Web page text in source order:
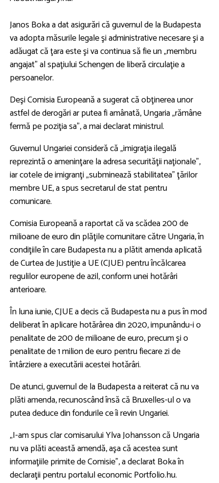
Janos Boka a dat asigurări că guvernul de la Budapesta
va adopta măsurile legale şi administrative necesare şi a
adăugat că ţara este şi va continua să fie un „membru
angajat” al spaţiului Schengen de liberă circulaţie a
persoanelor.
Deşi Comisia Europeană a sugerat că obţinerea unor
astfel de derogări ar putea fi amânată, Ungaria „rămâne
fermă pe poziţia sa”, a mai declarat ministrul.
Guvernul Ungariei consideră că „imigraţia ilegală
reprezintă o ameninţare la adresa securităţii naţionale”,
iar cotele de imigranţi „subminează stabilitatea” ţărilor
membre UE, a spus secretarul de stat pentru
comunicare.
Comisia Europeană a raportat că va scădea 200 de
milioane de euro din plăţile comunitare către Ungaria, în
condiţiile în care Budapesta nu a plătit amenda aplicată
de Curtea de Justiţie a UE (CJUE) pentru încălcarea
regulilor europene de azil, conform unei hotărâri
anterioare.
În luna iunie, CJUE a decis că Budapesta nu a pus în mod
deliberat în aplicare hotărârea din 2020, impunându-i o
penalitate de 200 de milioane de euro, precum şi o
penalitate de 1 milion de euro pentru fiecare zi de
întârziere a executării acestei hotărâri.
De atunci, guvernul de la Budapesta a reiterat că nu va
plăti amenda, recunoscând însă că Bruxelles-ul o va
putea deduce din fondurile ce îi revin Ungariei.
„I-am spus clar comisarului Ylva Johansson că Ungaria
nu va plăti această amendă, aşa că acestea sunt
informaţiile primite de Comisie”, a declarat Boka în
declaraţii pentru portalul economic Portfolio.hu.